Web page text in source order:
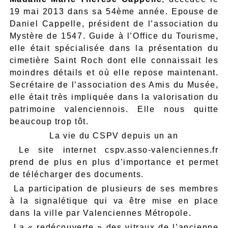
19 mai 2013 dans sa 54ème année. Epouse de
Daniel Cappelle, président de l’association du
Mystère de 1547. Guide à l’Office du Tourisme,
elle était spécialisée dans la présentation du
cimetière Saint Roch dont elle connaissait les
moindres détails et où elle repose maintenant.
Secrétaire de l’association des Amis du Musée,
elle était très impliquée dans la valorisation du
patrimoine valenciennois. Elle nous quitte
beaucoup trop tôt.
La vie du CSPV depuis un an
 Le site internet cspv.asso-valenciennes.fr
prend de plus en plus d’importance et permet
de télécharger des documents.
 La participation de plusieurs de ses membres
à la signalétique qui va être mise en place
dans la ville par Valenciennes Métropole.